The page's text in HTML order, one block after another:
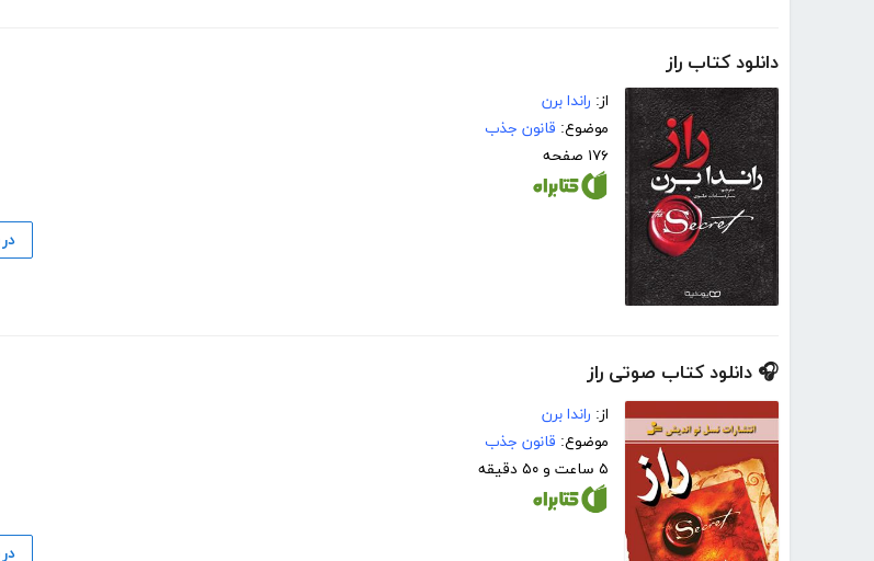
دانلود کتاب راز
از: راندا برن
موضوع: قانون جذب
۱۷۶ صفحه
🎧 دانلود کتاب صوتی راز
از: راندا برن
موضوع: قانون جذب
۵ ساعت و ۵۰ دقیقه